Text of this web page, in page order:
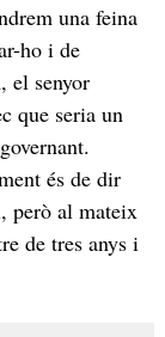
una feina
ho i de
el senyor
que seria un
és de dir
però al mateix
de tres anys i